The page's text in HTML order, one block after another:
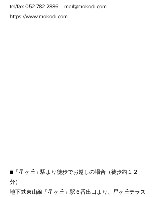
tel/fax 052-782-2886
mail@mokodi.com
https://www.mokodi.com
■「星ヶ丘」駅より徒歩でお越しの場合（徒歩約１２
分）
地下鉄東山線「星ヶ丘」駅６番出口より、星ヶ丘テラス